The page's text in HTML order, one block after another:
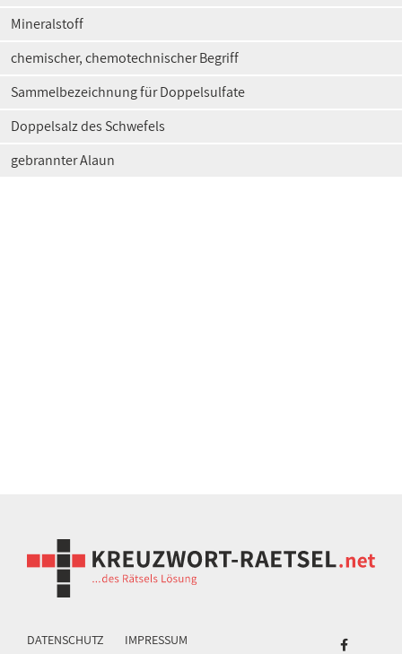
Mineralstoff
chemischer, chemotechnischer Begriff
Sammelbezeichnung für Doppelsulfate
Doppelsalz des Schwefels
gebrannter Alaun
DATENSCHUTZ IMPRESSUM